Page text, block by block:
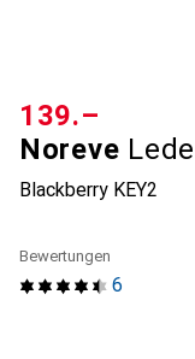
Noreve
Blackberry KEY2
CHF
139.–
6
Bewertungen